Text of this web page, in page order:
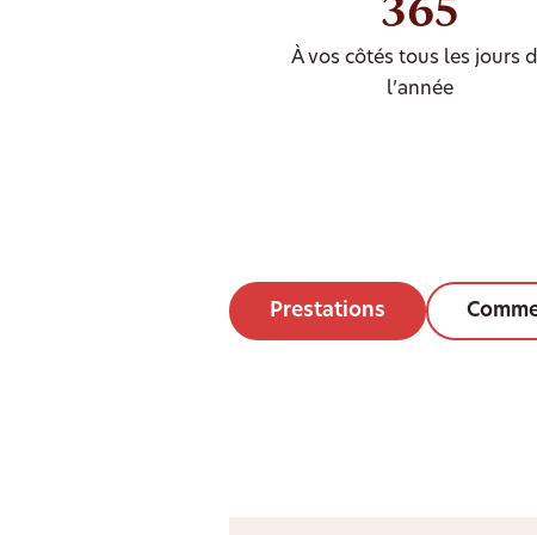
À vos côtés tous les jours
l’année
Prestations